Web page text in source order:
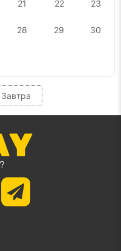
21 22 23
28 29 30
Завтра